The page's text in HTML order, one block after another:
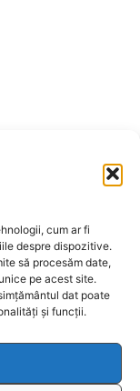
cum ar fi
despre dispozitive.
să procesăm date,
pe acest site.
dat poate
și funcții.
-
-
-